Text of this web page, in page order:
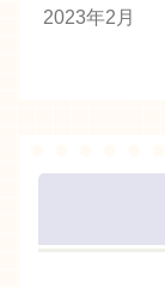
2023年2月